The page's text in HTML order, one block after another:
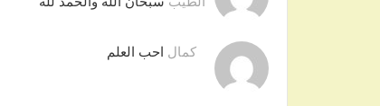
كمال احب العلم